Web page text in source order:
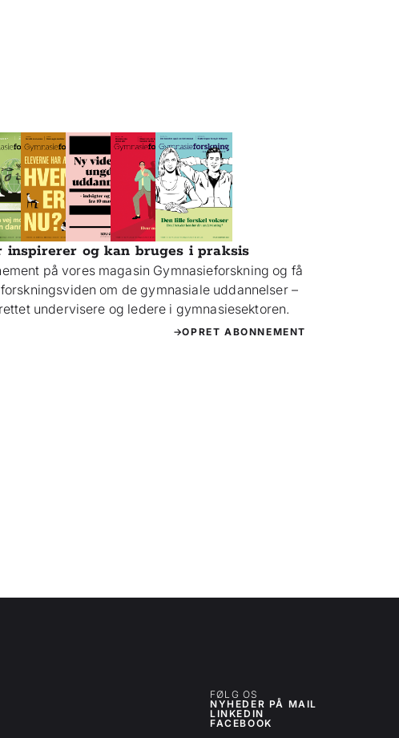
inspirerer og kan bruges i praksis
på vores magasin Gymnasieforskning og få
om de gymnasiale uddannelser –
undervisere og ledere i gymnasiesektoren.
OPRET ABONNEMENT
FØLG OS
NYHEDER PÅ MAIL
LINKEDIN
FACEBOOK